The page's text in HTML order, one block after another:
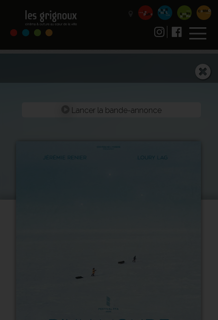
Lancer la bande-annonce